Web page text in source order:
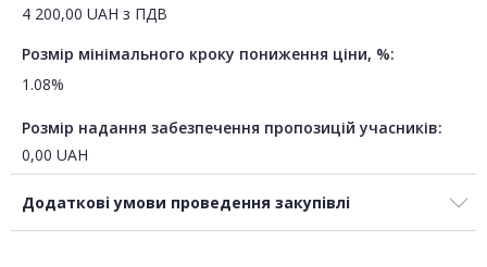
4 200,00 UAH з ПДВ
Розмір мінімального кроку пониження ціни, %:
1.08%
Розмір надання забезпечення пропозицій учасників:
0,00 UAH
Додаткові умови проведення закупівлі